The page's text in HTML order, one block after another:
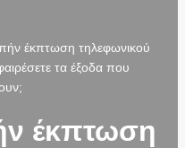
έκπτωση τηλεφωνικού
τα έξοδα που
έκπτωση